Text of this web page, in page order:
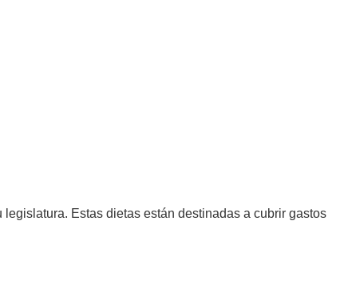
legislatura. Estas dietas están destinadas a cubrir gastos